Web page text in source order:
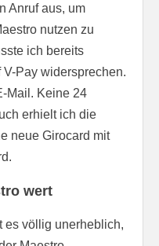
Anruf aus, um
nutzen zu
ich bereits
Pay widersprechen.
Mail. Keine 24
erhielt ich die
neue Girocard mit
wert
es völlig unerheblich,